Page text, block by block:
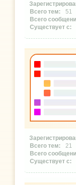
51
21